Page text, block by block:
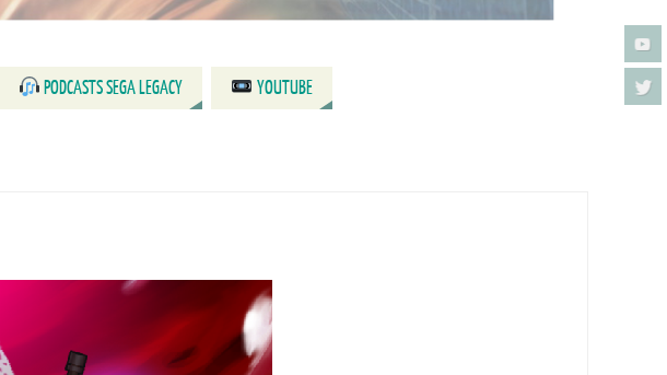
PODCASTS SEGA LEGACY YOUTUBE